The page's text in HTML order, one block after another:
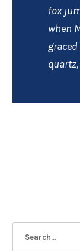
fox
when